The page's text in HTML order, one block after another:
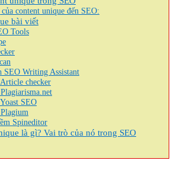
content unique đến SEO:
bài viết
Tools
SEO Writing Assistant
checker
SEO
Spineditor
là gì? Vai trò của nó trong SEO